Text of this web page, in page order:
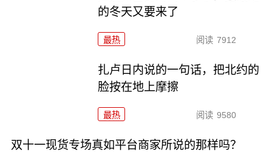
的冬天又要来了
最热 阅读 7912
扎卢日内说的一句话，把北约的
脸按在地上摩擦
最热 阅读 9580
双十一现货专场真如平台商家所说的那样吗？